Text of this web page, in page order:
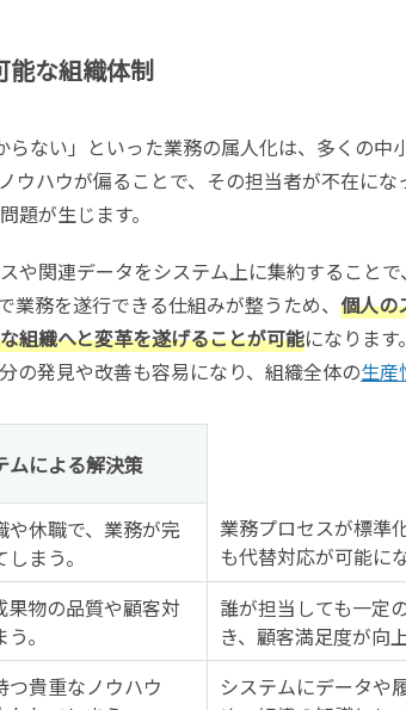
能な組織体制
らない」といった業務の属人化は、多くの中
ウハウが偏ることで、その担当者が不在にな
題が生じます。
や関連データをシステム上に集約すること
業務を遂行できる仕組みが整うため、 個人の
組織へと変革を遂げることが可能になりま
の発見や改善も容易になり、組織全体の生産
ムによる解決策
や休職で、業務が完
まう。
業務プロセスが標準
も代替対応が可能に
果物の品質や顧客対
。
誰が担当しても一定
き、顧客満足度が向
つ貴重なノウハウ
システムにデータや